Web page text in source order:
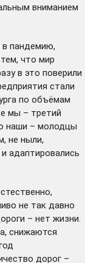
вниманием
пандемию,
что мир
в это поверили
стали
по объёмам
мы – третий
наши – молодцы
не ныли,
адаптировались
не так давно
– нет жизни.
снижаются
дорог –